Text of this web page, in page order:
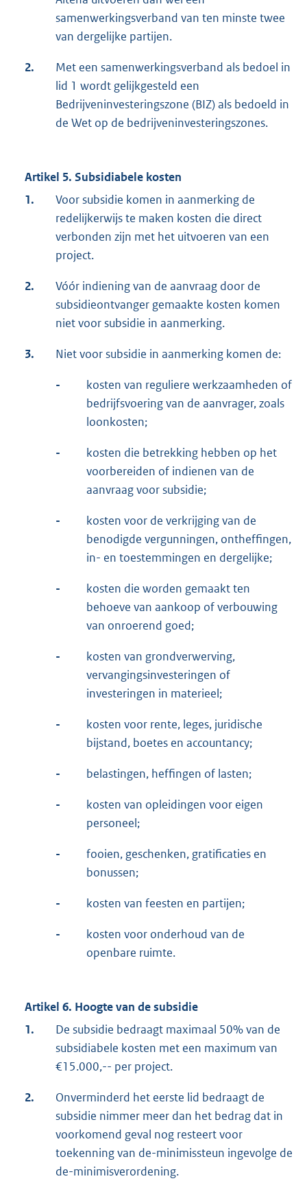
samenwerkingsverband van ten minste twee
van dergelijke partijen.
2.
Met een samenwerkingsverband als bedoel in
lid 1 wordt gelijkgesteld een
Bedrijveninvesteringszone (BIZ) als bedoeld in
de Wet op de bedrijveninvesteringszones.
Artikel 5. Subsidiabele kosten
1.
Voor subsidie komen in aanmerking de
redelijkerwijs te maken kosten die direct
verbonden zijn met het uitvoeren van een
project.
2.
Vóór indiening van de aanvraag door de
subsidieontvanger gemaakte kosten komen
niet voor subsidie in aanmerking.
3. Niet voor subsidie in aanmerking komen de:
-
kosten van reguliere werkzaamheden of
bedrijfsvoering van de aanvrager, zoals
loonkosten;
-
kosten die betrekking hebben op het
voorbereiden of indienen van de
aanvraag voor subsidie;
-
kosten voor de verkrijging van de
benodigde vergunningen, ontheffingen,
in- en toestemmingen en dergelijke;
-
kosten die worden gemaakt ten
behoeve van aankoop of verbouwing
van onroerend goed;
-
kosten van grondverwerving,
vervangingsinvesteringen of
investeringen in materieel;
-
kosten voor rente, leges, juridische
bijstand, boetes en accountancy;
- belastingen, heffingen of lasten;
-
kosten van opleidingen voor eigen
personeel;
-
fooien, geschenken, gratificaties en
bonussen;
- kosten van feesten en partijen;
-
kosten voor onderhoud van de
openbare ruimte.
Artikel 6. Hoogte van de subsidie
1.
De subsidie bedraagt maximaal 50% van de
subsidiabele kosten met een maximum van
€15.000,-- per project.
2.
Onverminderd het eerste lid bedraagt de
subsidie nimmer meer dan het bedrag dat in
voorkomend geval nog resteert voor
toekenning van de-minimissteun ingevolge de
de-minimisverordening.